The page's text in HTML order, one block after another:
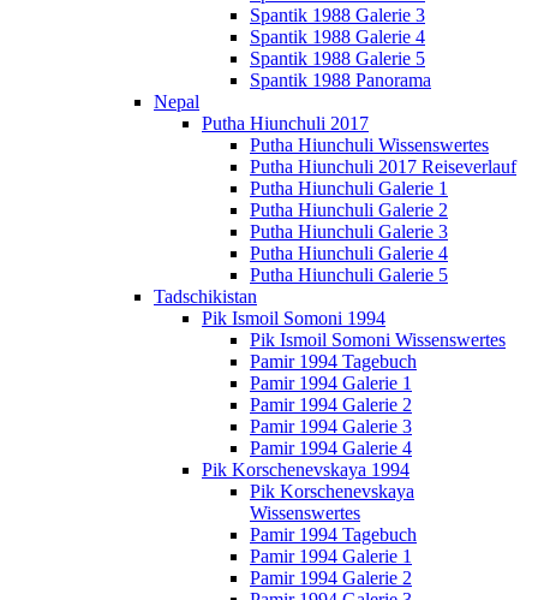
Spantik 1988 Galerie 3
Spantik 1988 Galerie 4
Spantik 1988 Galerie 5
Spantik 1988 Panorama
Nepal
Putha Hiunchuli 2017
Putha Hiunchuli Wissenswertes
Putha Hiunchuli 2017 Reiseverlauf
Putha Hiunchuli Galerie 1
Putha Hiunchuli Galerie 2
Putha Hiunchuli Galerie 3
Putha Hiunchuli Galerie 4
Putha Hiunchuli Galerie 5
Tadschikistan
Pik Ismoil Somoni 1994
Pik Ismoil Somoni Wissenswertes
Pamir 1994 Tagebuch
Pamir 1994 Galerie 1
Pamir 1994 Galerie 2
Pamir 1994 Galerie 3
Pamir 1994 Galerie 4
Pik Korschenevskaya 1994
Pik Korschenevskaya
Wissenswertes
Pamir 1994 Tagebuch
Pamir 1994 Galerie 1
Pamir 1994 Galerie 2